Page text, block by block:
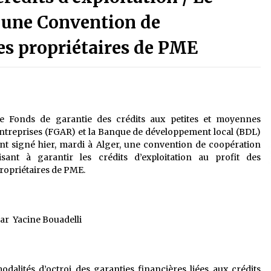
5 ans ago
Le monstrueux vieillard (Un récit
contes et à quoi servent-ils?
5 ans ago
Convention de
propriétaires de PME
Fonds de garantie des crédits aux petites et moyennes
(FGAR) et la Banque de développement local (BDL)
signé hier, mardi à Alger, une convention de coopération
à garantir les crédits d’exploitation au profit des
de PME.
Yacine Bouadelli